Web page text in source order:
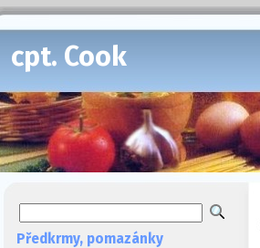
cpt. Cook
Předkrmy, pomazánky